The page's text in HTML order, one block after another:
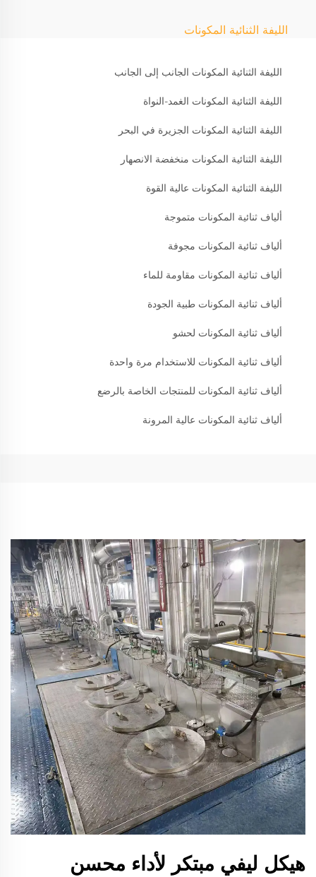
الليفة الثنائية المكونات
الليفة الثنائية المكونات الجانب إلى الجانب
الليفة الثنائية المكونات الغمد-النواة
الليفة الثنائية المكونات الجزيرة في البحر
الليفة الثنائية المكونات منخفضة الانصهار
الليفة الثنائية المكونات عالية القوة
ألياف ثنائية المكونات متموجة
ألياف ثنائية المكونات مجوفة
ألياف ثنائية المكونات مقاومة للماء
ألياف ثنائية المكونات طبية الجودة
ألياف ثنائية المكونات لحشو
ألياف ثنائية المكونات للاستخدام مرة واحدة
ألياف ثنائية المكونات للمنتجات الخاصة بالرضع
ألياف ثنائية المكونات عالية المرونة
هيكل ليفي مبتكر لأداء محسن